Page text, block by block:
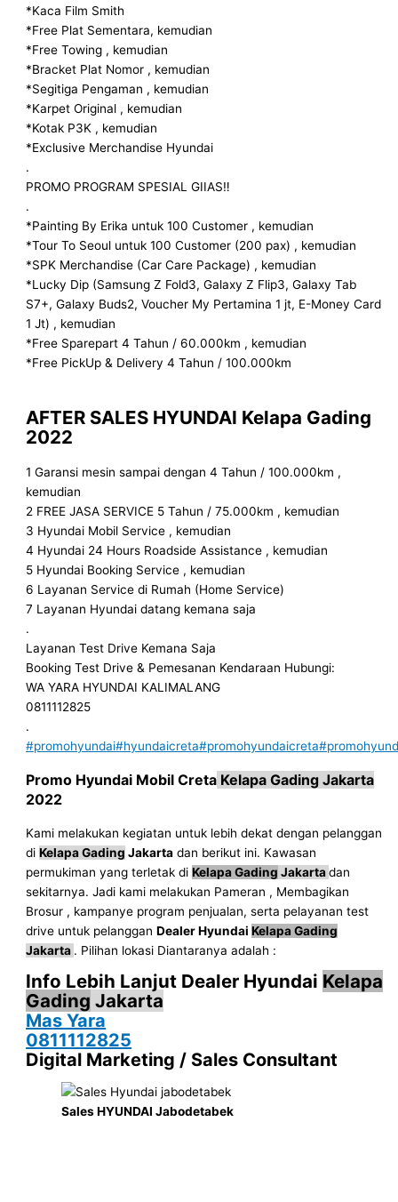
*Kaca Film Smith
*Free Plat Sementara, kemudian
*Free Towing , kemudian
*Bracket Plat Nomor , kemudian
*Segitiga Pengaman , kemudian
*Karpet Original , kemudian
*Kotak P3K , kemudian
*Exclusive Merchandise Hyundai
.
PROMO PROGRAM SPESIAL GIIAS‼️
.
*Painting By Erika untuk 100 Customer , kemudian
*Tour To Seoul untuk 100 Customer (200 pax) , kemudian
*SPK Merchandise (Car Care Package) , kemudian
*Lucky Dip (Samsung Z Fold3, Galaxy Z Flip3, Galaxy Tab
S7+, Galaxy Buds2, Voucher My Pertamina 1 jt, E-Money Card
1 Jt) , kemudian
*Free Sparepart 4 Tahun / 60.000km , kemudian
*Free PickUp & Delivery 4 Tahun / 100.000km
AFTER SALES HYUNDAI Kelapa Gading
2022
1 Garansi mesin sampai dengan 4 Tahun / 100.000km ,
kemudian
2 FREE JASA SERVICE 5 Tahun / 75.000km , kemudian
3 Hyundai Mobil Service , kemudian
4 Hyundai 24 Hours Roadside Assistance , kemudian
5 Hyundai Booking Service , kemudian
6 Layanan Service di Rumah (Home Service)
7 Layanan Hyundai datang kemana saja
.
Layanan Test Drive Kemana Saja
Booking Test Drive & Pemesanan Kendaraan Hubungi:
WA YARA HYUNDAI KALIMALANG
0811112825
.
#promohyundai#hyundaicreta#promohyundaicreta
Promo Hyundai Mobil Creta Kelapa GadingJakarta
2022
Kami melakukan kegiatan untuk lebih dekat dengan pelanggan
diKelapa Gading Jakarta dan berikut ini. Kawasan
permukiman yang terletak diKelapa Gading Jakartadan
sekitarnya. Jadi kami melakukan Pameran , Membagikan
Brosur , kampanye program penjualan, serta pelayanan test
drive untuk pelangganDealer Hyundai Kelapa Gading
Jakarta . Pilihan lokasi Diantaranya adalah :
Info Lebih Lanjut Dealer Hyundai Kelapa
Gading Jakarta
Mas Yara
0811112825
Digital Marketing / Sales Consultant
Sales HYUNDAI Jabodetabek